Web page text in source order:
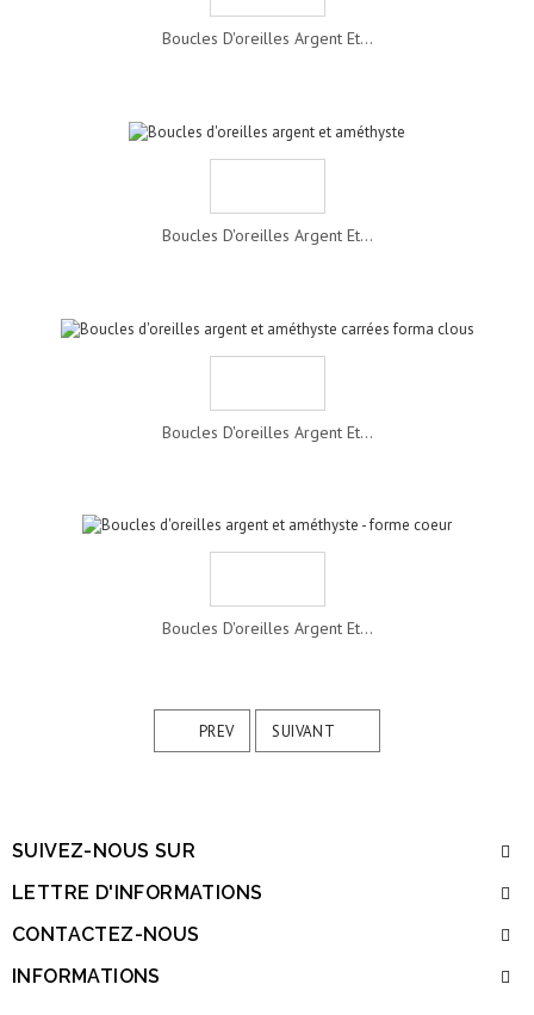
Boucles D'oreilles Argent Et...
Boucles D'oreilles Argent Et...
Boucles D'oreilles Argent Et...
Boucles D'oreilles Argent Et...
PREV SUIVANT
SUIVEZ-NOUS SUR
LETTRE D'INFORMATIONS
CONTACTEZ-NOUS
INFORMATIONS